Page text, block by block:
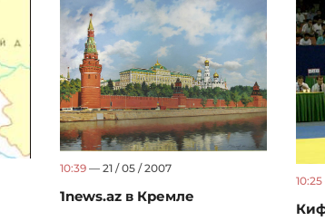
10:39 — 21 / 05 / 2007
1news.az в Кремле
10:25